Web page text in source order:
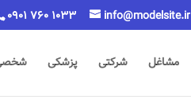
0901 760 1033 info@modelsite.ir
مشاغل شرکتی پزشکی